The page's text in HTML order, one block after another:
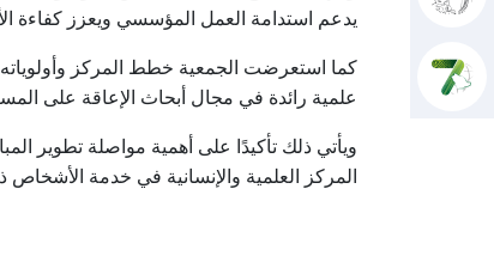
يدعم استدامة العمل المؤسسي ويعزز كفاءة
كما استعرضت الجمعية خطط المركز وأولوياته
علمية رائدة في مجال أبحاث الإعاقة على
ويأتي ذلك تأكيدًا على أهمية مواصلة تطوير
المركز العلمية والإنسانية في خدمة الأشخاص